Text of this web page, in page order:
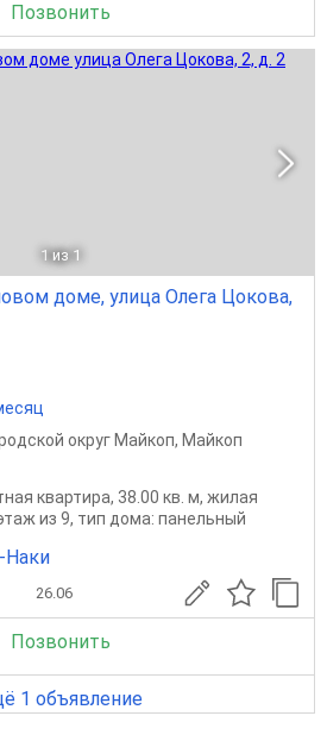
Позвонить
1 из 1
доме, улица Олега Цокова,
округ Майкоп, Майкоп
квартира, 38.00 кв. м, жилая
из 9, тип дома: панельный
Наки
26.06
Позвонить
1 объявление